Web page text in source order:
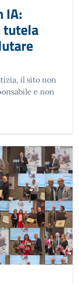
IA:
tutela
il sito non
e non